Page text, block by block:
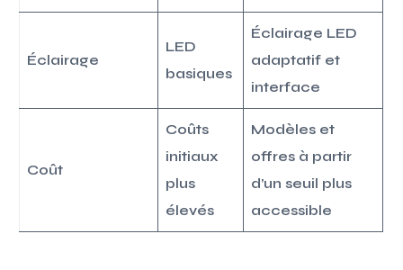
Éclairage
LED
basiques
Éclairage LED
adaptatif et
interface
Coût
Coûts
initiaux
plus
élevés
Modèles et
offres à partir
d’un seuil plus
accessible